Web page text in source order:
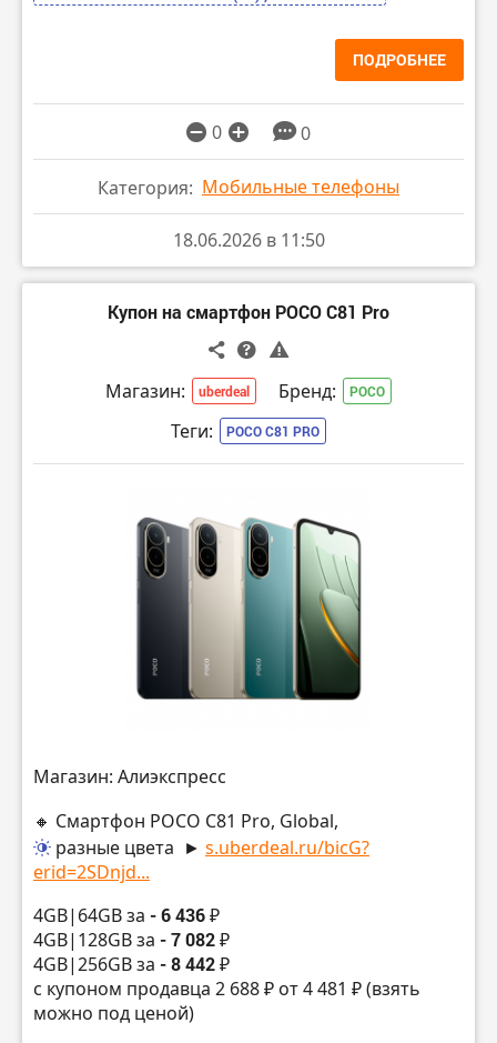
ПОДРОБНЕЕ
0 0
Категория: Мобильные телефоны
18.06.2026 в 11:50
Купон на смартфон POCO C81 Pro
Магазин: uberdeal Бренд: POCO
Теги: POCO C81 PRO
Магазин: Алиэкспресс
🔸 Смартфон POCO C81 Pro, Global,
разные цвета ► s.uberdeal.ru/bicG?
erid=2SDnjd...
4GB|64GB за - 6 436 ₽
4GB|128GB за - 7 082 ₽
4GB|256GB за - 8 442 ₽
с купоном продавца 2 688 ₽ от 4 481 ₽ (взять
можно под ценой)